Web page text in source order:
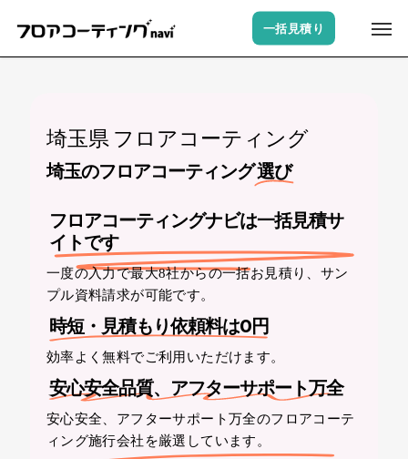
main
一括見積り
埼玉県 フロアコーティング
埼玉のフロアコーティング選び
フロアコーティングナビは一括見積サ
イトです
一度の入力で最大8社からの一括お見積り、サン
プル資料請求が可能です。
時短・見積もり依頼料は0円
効率よく無料でご利用いただけます。
安心安全品質、アフターサポート万全
安心安全、アフターサポート万全のフロアコーテ
ィング施行会社を厳選しています。